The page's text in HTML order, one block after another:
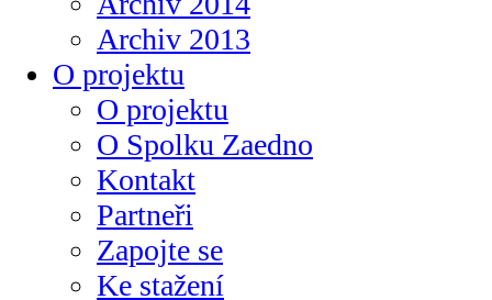
Archiv 2013
O projektu
O projektu
O Spolku Zaedno
Kontakt
Partneři
Zapojte se
Ke stažení